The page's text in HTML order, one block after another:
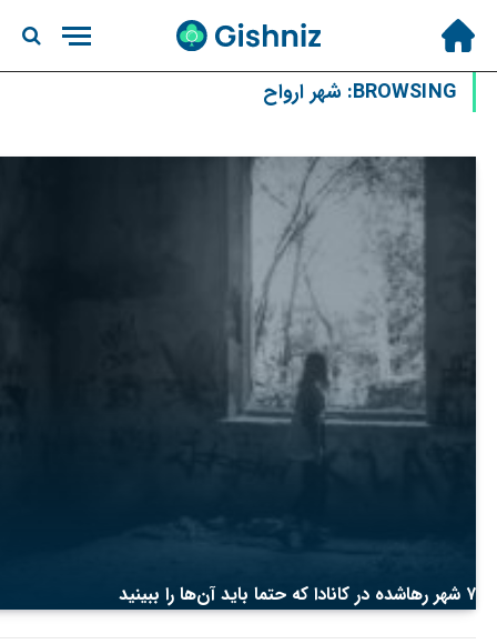
BROWSING: شهر ارواح
۷ شهر رها‌شده در کانادا که حتما باید آن‌ها را ببینید